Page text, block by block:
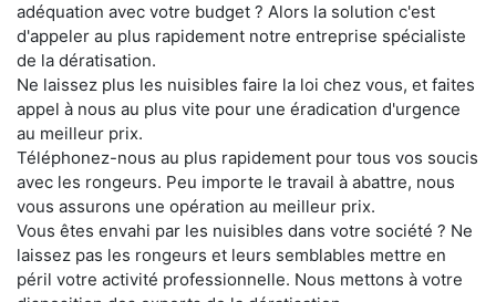
adéquation avec votre budget ? Alors la solution c'est
d'appeler au plus rapidement notre entreprise spécialiste
de la dératisation.
Ne laissez plus les nuisibles faire la loi chez vous, et faites
appel à nous au plus vite pour une éradication d'urgence
au meilleur prix.
Téléphonez-nous au plus rapidement pour tous vos soucis
avec les rongeurs. Peu importe le travail à abattre, nous
vous assurons une opération au meilleur prix.
Vous êtes envahi par les nuisibles dans votre société ? Ne
laissez pas les rongeurs et leurs semblables mettre en
péril votre activité professionnelle. Nous mettons à votre